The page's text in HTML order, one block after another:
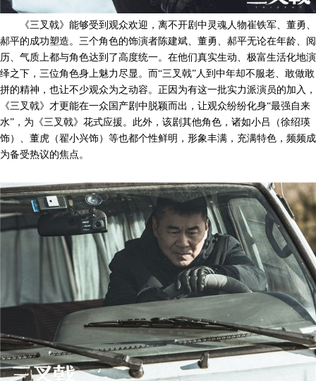
《三叉戟》能够受到观众欢迎，离不开剧中灵魂人物崔铁军、董勇、
郝平的成功塑造。三个角色的饰演者陈建斌、董勇、郝平无论在年龄、阅
历、气质上都与角色达到了高度统一。在他们真实生动、极富生活化地演
绎之下，三位角色身上魅力尽显。而“三叉戟”人到中年却不服老、敢做敢
拼的精神，也让不少观众为之动容。正因为有这一批实力派演员的加入，
《三叉戟》才更能在一众国产剧中脱颖而出，让观众纷纷化身“最强自来
水”，为《三叉戟》花式应援。此外，该剧其他角色，诸如小吕（徐绍瑛
饰）、董虎（翟小兴饰）等也都个性鲜明，形象丰满，充满特色，频频成
为备受热议的焦点。